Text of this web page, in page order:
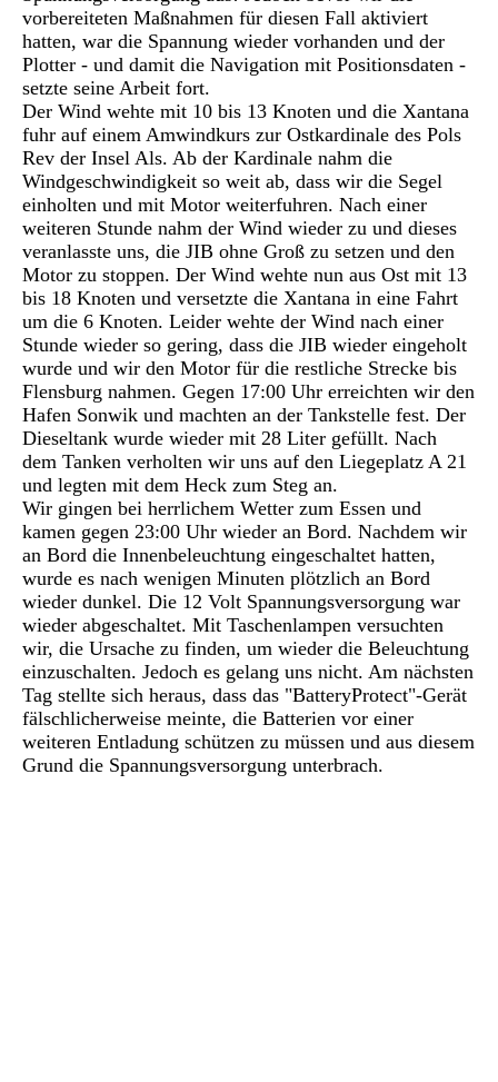
vorbereiteten Maßnahmen für diesen Fall aktiviert
hatten, war die Spannung wieder vorhanden und der
Plotter - und damit die Navigation mit Positionsdaten -
setzte seine Arbeit fort.
Der Wind wehte mit 10 bis 13 Knoten und die Xantana
fuhr auf einem Amwindkurs zur Ostkardinale des Pols
Rev der Insel Als. Ab der Kardinale nahm die
Windgeschwindigkeit so weit ab, dass wir die Segel
einholten und mit Motor weiterfuhren. Nach einer
weiteren Stunde nahm der Wind wieder zu und dieses
veranlasste uns, die JIB ohne Groß zu setzen und den
Motor zu stoppen. Der Wind wehte nun aus Ost mit 13
bis 18 Knoten und versetzte die Xantana in eine Fahrt
um die 6 Knoten. Leider wehte der Wind nach einer
Stunde wieder so gering, dass die JIB wieder eingeholt
wurde und wir den Motor für die restliche Strecke bis
Flensburg nahmen. Gegen 17:00 Uhr erreichten wir den
Hafen Sonwik und machten an der Tankstelle fest. Der
Dieseltank wurde wieder mit 28 Liter gefüllt. Nach
dem Tanken verholten wir uns auf den Liegeplatz A 21
und legten mit dem Heck zum Steg an.
Wir gingen bei herrlichem Wetter zum Essen und
kamen gegen 23:00 Uhr wieder an Bord. Nachdem wir
an Bord die Innenbeleuchtung eingeschaltet hatten,
wurde es nach wenigen Minuten plötzlich an Bord
wieder dunkel. Die 12 Volt Spannungsversorgung war
wieder abgeschaltet. Mit Taschenlampen versuchten
wir, die Ursache zu finden, um wieder die Beleuchtung
einzuschalten. Jedoch es gelang uns nicht. Am nächsten
Tag stellte sich heraus, dass das "BatteryProtect"-Gerät
fälschlicherweise meinte, die Batterien vor einer
weiteren Entladung schützen zu müssen und aus diesem
Grund die Spannungsversorgung unterbrach.